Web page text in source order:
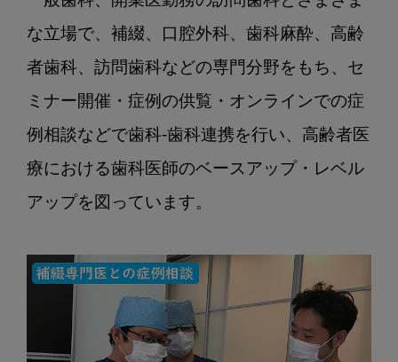
な立場で、補綴、口腔外科、歯科麻酔、高齢
者歯科、訪問歯科などの専門分野をもち、セ
ミナー開催・症例の供覧・オンラインでの症
例相談などで歯科-歯科連携を行い、高齢者医
療における歯科医師のベースアップ・レベル
アップを図っています。